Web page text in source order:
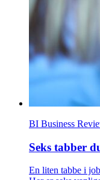
BI Business
Seks tabber
En liten tabbe i